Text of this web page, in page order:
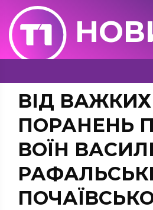
ВІД ВАЖКИХ
ПОРАНЕНЬ
ВОЇН